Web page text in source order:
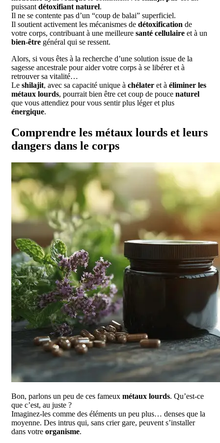
puissant détoxifiant naturel.
Il ne se contente pas d’un “coup de balai” superficiel.
Il soutient activement les mécanismes de détoxification de
votre corps, contribuant à une meilleure santé cellulaire et à un
bien-être général qui se ressent.
Alors, si vous êtes à la recherche d’une solution issue de la
sagesse ancestrale pour aider votre corps à se libérer et à
retrouver sa vitalité…
Le shilajit, avec sa capacité unique à chélater et à éliminer les
métaux lourds, pourrait bien être cet coup de pouce naturel
que vous attendiez pour vous sentir plus léger et plus
énergique.
Comprendre les métaux lourds et leurs
dangers dans le corps
Bon, parlons un peu de ces fameux métaux lourds. Qu’est-ce
que c’est, au juste ?
Imaginez-les comme des éléments un peu plus… denses que la
moyenne. Des intrus qui, sans crier gare, peuvent s’installer
dans votre organisme.